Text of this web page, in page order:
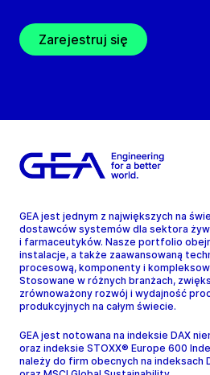
Zarejestruj się
GEA jest jednym z największych na
dostawców systemów dla sektora
i farmaceutyków. Nasze portfolio
instalacje, a także zaawansowaną
procesową, komponenty i
Stosowane w różnych branżach,
zrównoważony rozwój i wydajność
produkcyjnych na całym świecie.
GEA jest notowana na indeksie DAX
oraz indeksie STOXX® Europe 600
należy do firm obecnych na indeksach